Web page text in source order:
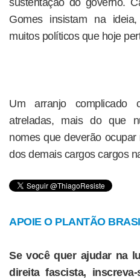
sustentação do governo.
Gomes insistam na
muitos políticos que hoje
Um arranjo complicado
atreladas, mais do que
nomes que deverão
dos demais cargos cargos
APOIE O PLANTÃO
Se você quer ajudar na
direita fascista,